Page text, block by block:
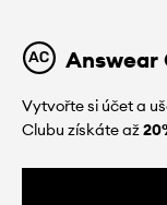
Answear
Vytvořte si účet a
Clubu získáte až